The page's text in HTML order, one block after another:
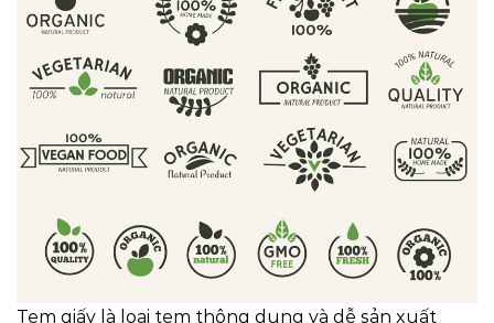
Tem giấy là loại tem thông dụng và dễ sản xuất